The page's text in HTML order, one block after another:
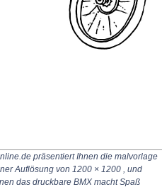
präsentiert Ihnen die malvorlage
Auflösung von 1200 × 1200 , und
das druckbare BMX macht Spaß